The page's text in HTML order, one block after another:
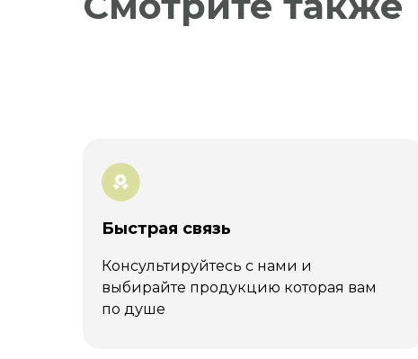
Быстрая связь
Консультируйтесь с нами и
выбирайте продукцию которая вам
по душе